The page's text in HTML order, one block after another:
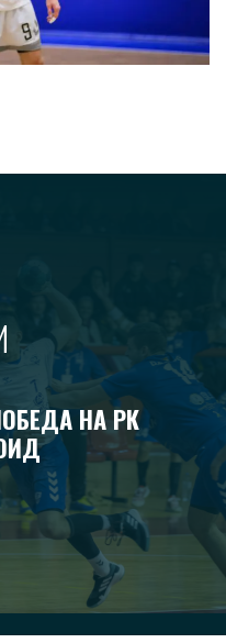
НА РК